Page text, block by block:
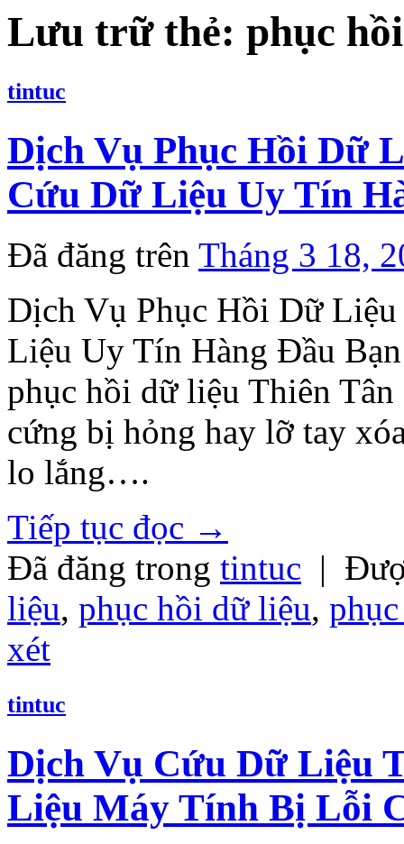
Lưu trữ thẻ: phục
tintuc
Dịch Vụ Phục Hồi Dữ
Cứu Dữ Liệu Uy Tín
Đã đăng trên Tháng 3 18,
Dịch Vụ Phục Hồi Dữ
Liệu Uy Tín Hàng Đầu
phục hồi dữ liệu Thiên
cứng bị hỏng hay lỡ tay
lo lắng….
Tiếp tục đọc →
Đã đăng trong tintuc |
liệu, phục hồi dữ liệu,
xét
tintuc
Dịch Vụ Cứu Dữ Liệu
Liệu Máy Tính Bị Lỗi